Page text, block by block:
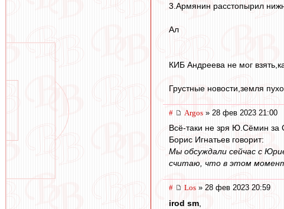
3.Армянин расстопырил
Ал
КИБ Андреева не мог
Грустные новости,земля
# Argos » 28 фев 2023 21:00
Всё-таки не зря Ю.Сёмин за
Борис Игнатьев говорит:
Мы обсуждали сейчас с
считаю, что в этом
# Los » 28 фев 2023 20:59
irod sm